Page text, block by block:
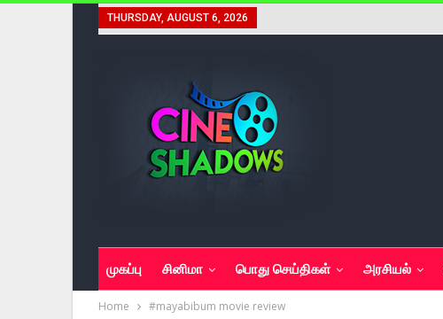
THURSDAY, AUGUST 6, 2026
முகப்பு சினிமா பொது செய்திகள் அரசியல்
Home #mayabibum movie review